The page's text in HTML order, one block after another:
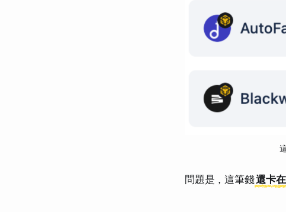
問題是，這筆錢還卡